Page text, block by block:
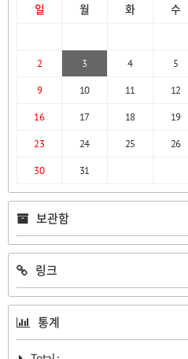
일 월 화 수
2
3 4 5
9
10 11 12
16
17 18 19
23
24 25 26
30
31
보관함
링크
통계